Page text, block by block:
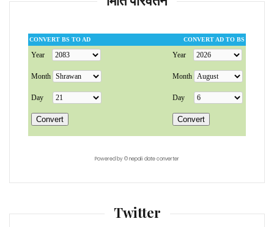
Powered by ©nepali date converter
Twitter